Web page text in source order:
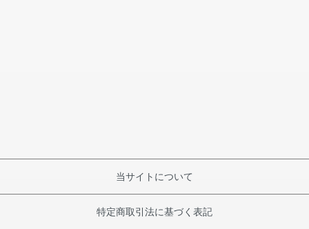
当サイトについて
特定商取引法に基づく表記